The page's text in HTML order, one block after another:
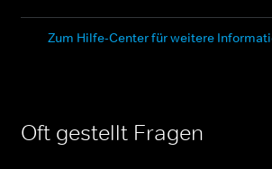
Zum Hilfe-Center für weitere
Oft gestellt Fragen